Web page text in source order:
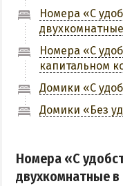
Отели
КУРОРТЫ
Азовская Ялта
Бабах-Тарама
Мелекино
Урзуф
Номера «С
Номера «С
капитальном
Домики «С
Домики «Без
Номера «С
двухкомнатные в